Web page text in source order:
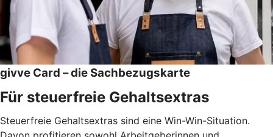
givve Card – die Sachbezugskarte
Für steuerfreie Gehaltsextras
Steuerfreie Gehaltsextras sind eine Win-Win-Situation.